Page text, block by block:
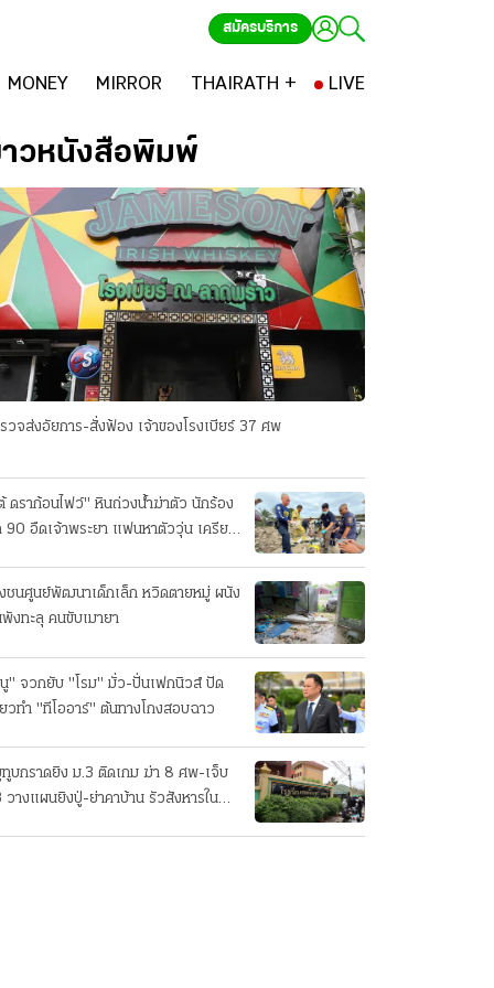
สมัครบริการ
MONEY MIRROR THAIRATH + LIVE
วหนังสือพิมพ์
วจส่งอัยการ-สั่งฟ้อง เจ้าของโรงเบียร์ 37 ศพ
ดราก้อนไฟว์" หินถ่วงน้ำฆ่าตัว นักร้อง
90 อืดเจ้าพระยา แฟนหาตัววุ่น เครียด
ชนศูนย์พัฒนาเด็กเล็ก หวิดตายหมู่ ผนัง
งทะลุ คนขับเมายา
" จวกยับ "โรม" มั่ว-ปั่นเฟกนิวส์ ปัด
วทํา "ทีโออาร์" ต้นทางโกงสอบฉาว
บกราดยิง ม.3 ติดเกม ฆ่า 8 ศพ-เจ็บ
วางแผนยิงปู่-ย่าคาบ้าน รัวสังหารใน